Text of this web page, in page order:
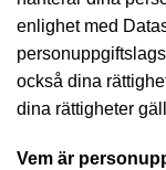
enlighet med
också dina
dina rättigheter
Vem är